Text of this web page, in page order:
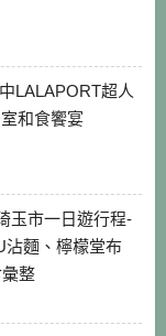
LALAPORT超人
和食饗宴
玉市一日遊行程-
沾麵、檸檬堂布
整